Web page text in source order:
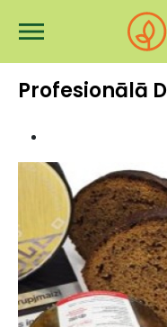
Profesionālā